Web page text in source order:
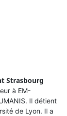
Strasbourg
à EM-
Il détient
de Lyon. Il a